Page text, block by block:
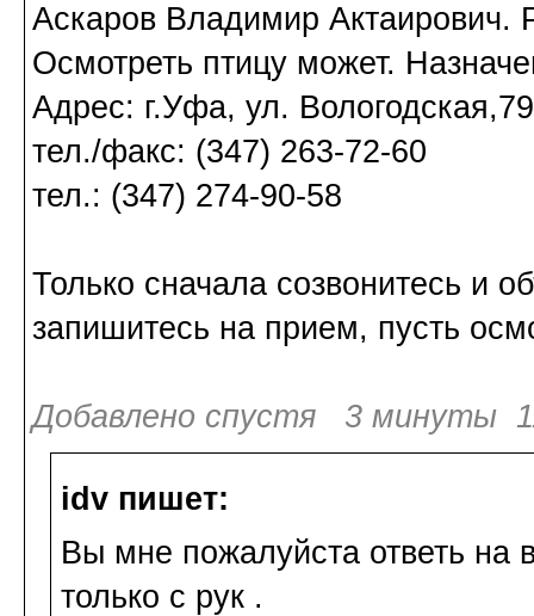
Аскаров Владимир Актаирович.
Осмотреть птицу может.
Адрес: г.Уфа, ул. Вологодская,79
тел./факс: (347) 263-72-60
тел.: (347) 274-90-58
Только сначала созвонитесь и
запишитесь на прием, пусть
Добавлено спустя 3 минуты
idv пишет:
Вы мне пожалуйста ответь на
только с рук .